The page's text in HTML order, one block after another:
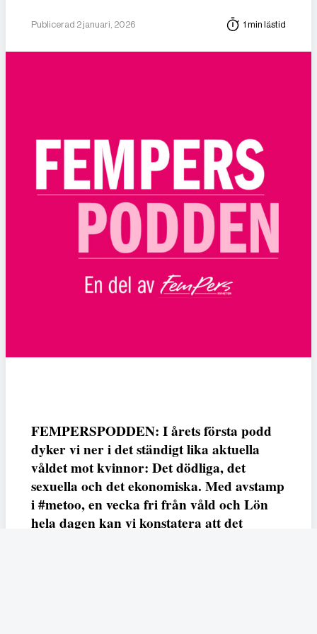
Publicerad 2 januari, 2026 1 min lästid
FEMPERSPODDEN: I årets första podd
dyker vi ner i det ständigt lika aktuella
våldet mot kvinnor: Det dödliga, det
sexuella och det ekonomiska. Med avstamp
i #metoo, en vecka fri från våld och Lön
hela dagen kan vi konstatera att det